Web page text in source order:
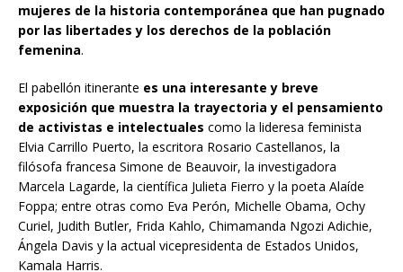
mujeres de la historia contemporánea que han pugnado
por las libertades y los derechos de la población
femenina.
El pabellón itinerante es una interesante y breve
exposición que muestra la trayectoria y el pensamiento
de activistas e intelectuales como la lideresa feminista
Elvia Carrillo Puerto, la escritora Rosario Castellanos, la
filósofa francesa Simone de Beauvoir, la investigadora
Marcela Lagarde, la científica Julieta Fierro y la poeta Alaíde
Foppa; entre otras como Eva Perón, Michelle Obama, Ochy
Curiel, Judith Butler, Frida Kahlo, Chimamanda Ngozi Adichie,
Ángela Davis y la actual vicepresidenta de Estados Unidos,
Kamala Harris.